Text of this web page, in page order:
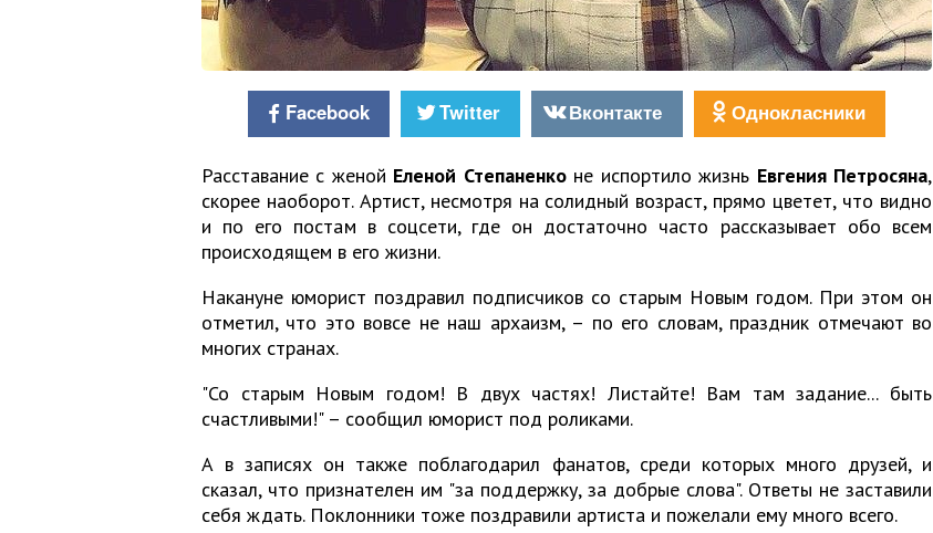
Facebook Twitter Вконтакте Однокласники
Расставание с женой Еленой Степаненконе испортило жизнь Евгения Петросяна,
скорее наоборот. Артист, несмотря на солидный возраст, прямо цветет, что видно
и по его постам в соцсети, где он достаточно часто рассказывает обо всем
происходящем в его жизни.
Накануне юморист поздравил подписчиков со старым Новым годом. При этом он
отметил, что это вовсе не наш архаизм, – по его словам, праздник отмечают во
многих странах.
"Со старым Новым годом! В двух частях! Листайте! Вам там задание... быть
счастливыми!" – сообщил юморист под роликами.
А в записях он также поблагодарил фанатов, среди которых много друзей, и
сказал, что признателен им "за поддержку, за добрые слова". Ответы не заставили
себя ждать. Поклонники тоже поздравили артиста и пожелали ему много всего.